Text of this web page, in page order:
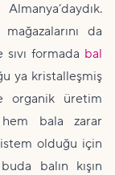
da
formada bal
ya kristalleşmiş
organik üretim
bala zarar
olduğu için
balın kışın